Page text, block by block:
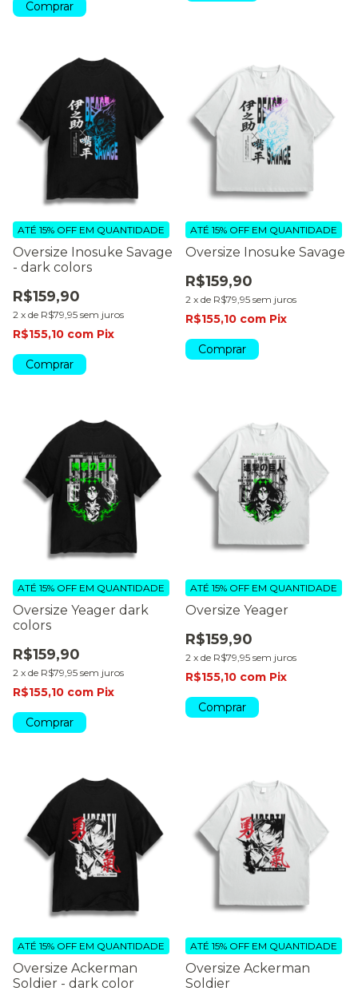
Comprar
Oversize Inosuke Savage
- dark colors
R$159,90
2 x de R$79,95 sem juros
ATÉ 15% OFF EM QUANTIDADE
R$155,10 com Pix
Comprar
Oversize Inosuke Savage
R$159,90
2 x de R$79,95 sem juros
ATÉ 15% OFF EM QUANTIDADE
R$155,10 com Pix
Comprar
Oversize Yeager dark
colors
R$159,90
2 x de R$79,95 sem juros
ATÉ 15% OFF EM QUANTIDADE
R$155,10 com Pix
Comprar
Oversize Yeager
R$159,90
2 x de R$79,95 sem juros
ATÉ 15% OFF EM QUANTIDADE
R$155,10 com Pix
Comprar
Oversize Ackerman
Soldier - dark color
ATÉ 15% OFF EM QUANTIDADE
Oversize Ackerman
Soldier
ATÉ 15% OFF EM QUANTIDADE